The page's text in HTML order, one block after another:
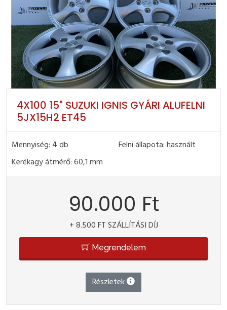
4X100 15" SUZUKI IGNIS GYÁRI ALUFELNI
5JX15H2 ET45
Mennyiség: 4 db
Felni állapota: használt
Kerékagy átmérő: 60,1 mm
90.000 Ft
+ 8.500 FT SZÁLLÍTÁSI DÍJ
Megrendelem
Részletek